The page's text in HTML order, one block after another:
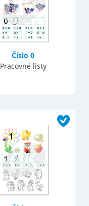
Číslo 0
Pracovné listy